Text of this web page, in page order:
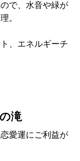
で、水音や緑が
。
、エネルギーチ
滝
愛運にご利益が